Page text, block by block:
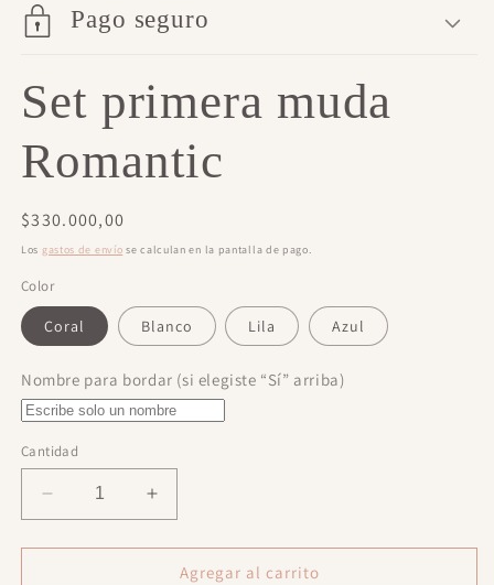
Pago seguro
Set primera muda
Romantic
Precio
habitual
$330.000,00
Los gastos de envío se calculan en la pantalla de pago.
Color
Coral Blanco Lila Azul
Nombre para bordar (si elegiste “Sí” arriba)
Cantidad
Reducir
cantidad
para
Aumentar
cantidad
para
Agregar al carrito